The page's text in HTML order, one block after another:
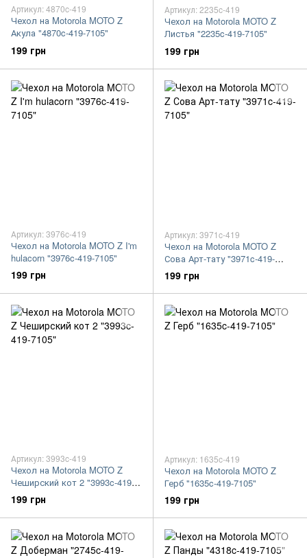
Артикул: 4870c-419
Чехол на Motorola MOTO Z
Акула "4870c-419-7105"
199 грн
Артикул: 2235c-419
Чехол на Motorola MOTO Z
Листья "2235c-419-7105"
199 грн
Артикул: 3976c-419
Чехол на Motorola MOTO Z I'm
hulacorn "3976c-419-7105"
199 грн
Артикул: 3971c-419
Чехол на Motorola MOTO Z
Сова Арт-тату "3971c-419-
7105"
199 грн
Артикул: 3993c-419
Чехол на Motorola MOTO Z
Чеширский кот 2 "3993c-419-
7105"
199 грн
Артикул: 1635c-419
Чехол на Motorola MOTO Z
Герб "1635c-419-7105"
199 грн